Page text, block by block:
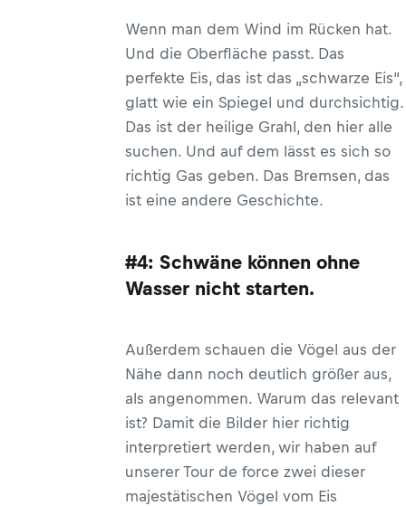
Wenn man dem Wind im Rücken hat.
Und die Oberfläche passt. Das
perfekte Eis, das ist das „schwarze Eis“,
glatt wie ein Spiegel und durchsichtig.
Das ist der heilige Grahl, den hier alle
suchen. Und auf dem lässt es sich so
richtig Gas geben. Das Bremsen, das
ist eine andere Geschichte.
#4: Schwäne können ohne
Wasser nicht starten.
Außerdem schauen die Vögel aus der
Nähe dann noch deutlich größer aus,
als angenommen. Warum das relevant
ist? Damit die Bilder hier richtig
interpretiert werden, wir haben auf
unserer Tour de force zwei dieser
majestätischen Vögel vom Eis